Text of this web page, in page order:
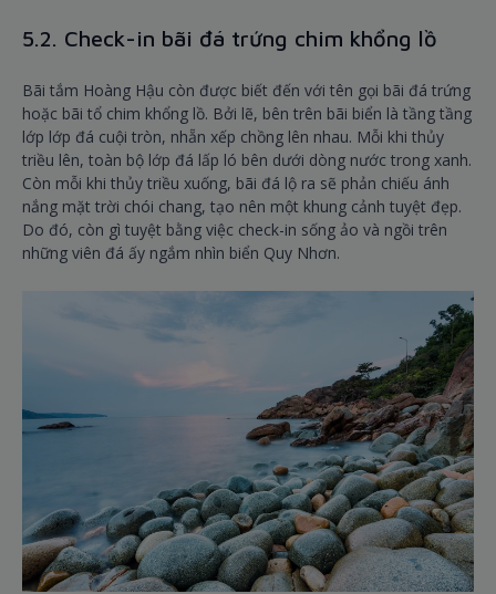
5.2. Check-in bãi đá trứng chim khổng lồ
Bãi tắm Hoàng Hậu còn được biết đến với tên gọi bãi đá trứng
hoặc bãi tổ chim khổng lồ. Bởi lẽ, bên trên bãi biển là tầng tầng
lớp lớp đá cuội tròn, nhẵn xếp chồng lên nhau. Mỗi khi thủy
triều lên, toàn bộ lớp đá lấp ló bên dưới dòng nước trong xanh.
Còn mỗi khi thủy triều xuống, bãi đá lộ ra sẽ phản chiếu ánh
nắng mặt trời chói chang, tạo nên một khung cảnh tuyệt đẹp.
Do đó, còn gì tuyệt bằng việc check-in sống ảo và ngồi trên
những viên đá ấy ngắm nhìn biển Quy Nhơn.